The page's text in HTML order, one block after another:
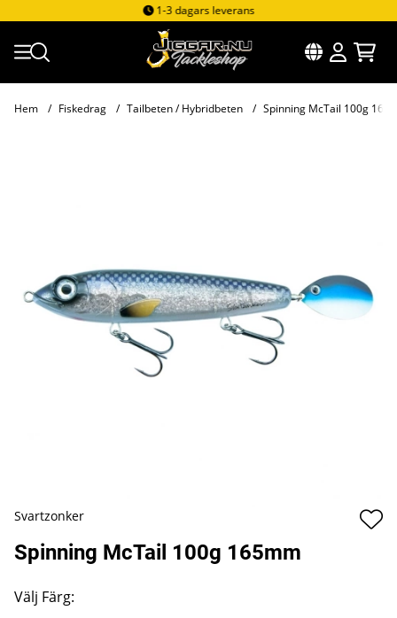
1-3 dagars leverans
Hem Fiskedrag Tailbeten / Hybridbeten Spinning McTail 100g
Svartzonker
Spinning McTail 100g 165mm
Välj Färg: